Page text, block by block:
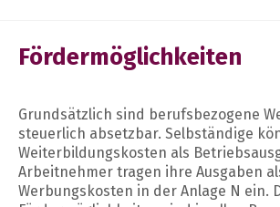
Fördermöglichkeiten
Grundsätzlich sind berufsbezogene
steuerlich absetzbar. Selbständige
Weiterbildungskosten als
Arbeitnehmer tragen ihre Ausgaben
Werbungskosten in der Anlage N ein.